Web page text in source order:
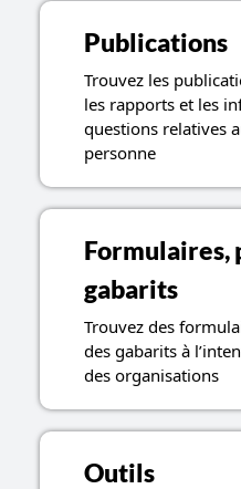
Publications
Trouvez les
les rapports et les
questions relatives
personne
Formulaires,
gabarits
Trouvez des
des gabarits à
des organisations
Outils